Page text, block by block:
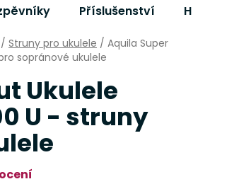
KOŠÍK
Příslušenství Hudební
/ Struny pro ukulele / Aquila Super
sopránové ukulele
Ukulele
U - struny